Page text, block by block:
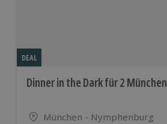
DEAL
Dinner in the Dark für 2 München
Standort
München - Nymphenburg